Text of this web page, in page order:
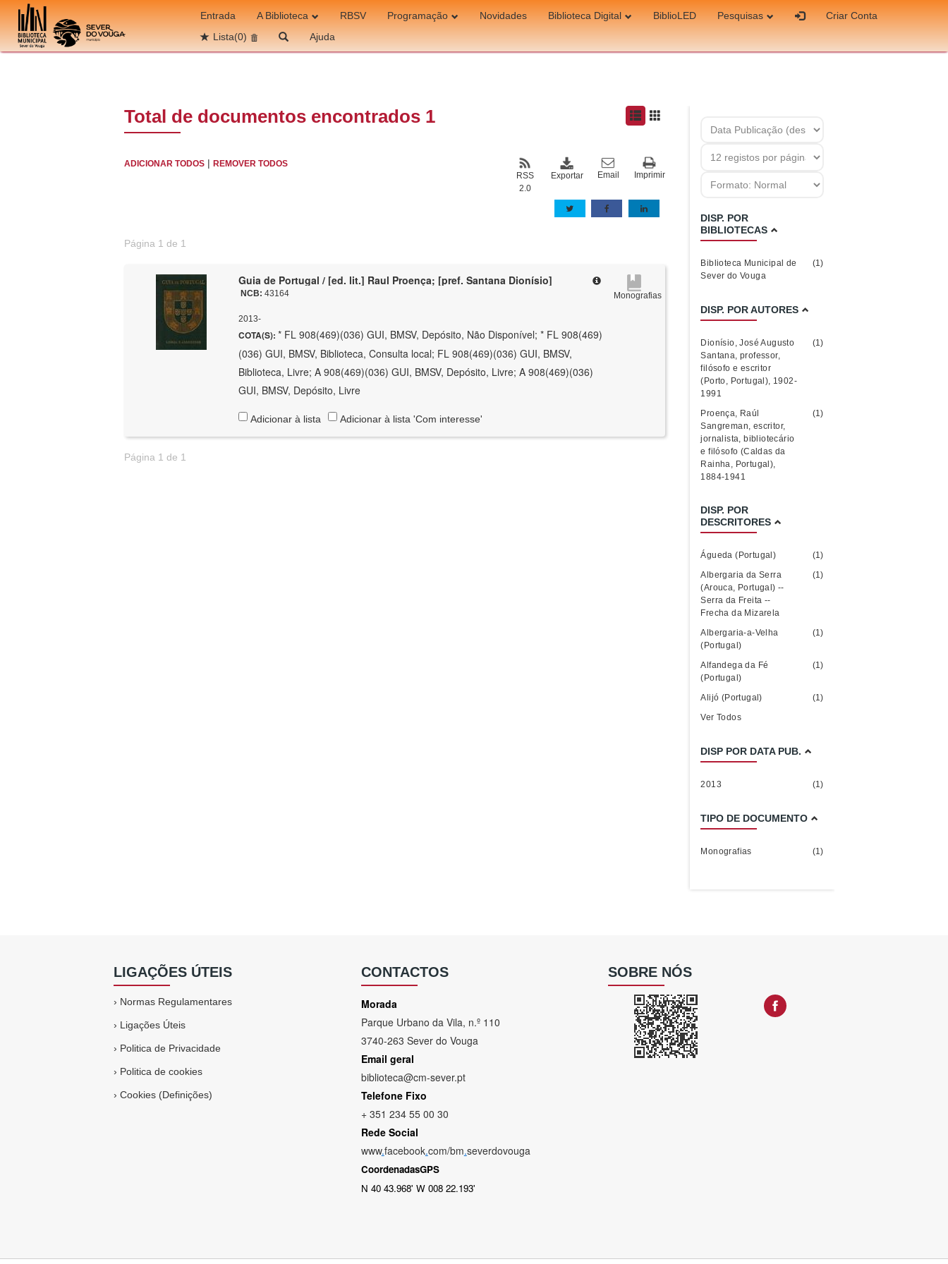
Ir para o conteúdo
Entrada A Biblioteca RBSV Programação Novidades Biblioteca Digital BiblioLED Pesquisas
Criar Conta
Lista(0) Ajuda
Total de documentos encontrados 1
ADICIONAR TODOS |REMOVER TODOS
Imprimir
Email
Exportar
RSS
2.0
Página 1 de 1
Guia de Portugal / [ed. lit.] Raul Proença; [pref. Santana Dionísio]
NCB:43164
2013-
COTA(S):* FL 908(469)(036) GUI, BMSV, Depósito, Não Disponível; * FL 908(469)
(036) GUI, BMSV, Biblioteca, Consulta local; FL 908(469)(036) GUI, BMSV,
Biblioteca, Livre; A 908(469)(036) GUI, BMSV, Depósito, Livre; A 908(469)(036)
GUI, BMSV, Depósito, Livre
Monografias
Adicionar à lista Adicionar à lista 'Com interesse'
Página 1 de 1
DISP. POR
BIBLIOTECAS
Biblioteca Municipal de
Sever do Vouga
(1)
DISP. POR AUTORES
Dionísio, José Augusto
Santana, professor,
filósofo e escritor
(Porto, Portugal), 1902-
1991
(1)
Proença, Raúl
Sangreman, escritor,
jornalista, bibliotecário
e filósofo (Caldas da
Rainha, Portugal),
1884-1941
(1)
DISP. POR
DESCRITORES
Águeda (Portugal)
(1)
Albergaria da Serra
(Arouca, Portugal) --
Serra da Freita --
Frecha da Mizarela
(1)
Albergaria-a-Velha
(Portugal)
(1)
Alfandega da Fé
(Portugal)
(1)
Alijó (Portugal)
(1)
Ver Todos
DISP POR DATA PUB.
2013 (1)
TIPO DE DOCUMENTO
Monografias (1)
LIGAÇÕES ÚTEIS
› Normas Regulamentares
› Ligações Úteis
› Politica de Privacidade
› Politica de cookies
›Cookies (Definições)
CONTACTOS
Morada
Parque Urbano da Vila, n.º 110
3740-263 Sever do Vouga
Email geral
biblioteca@cm-sever.pt
Telefone Fixo
+ 351 234 55 00 30
Rede Social
www.facebook.com/bm.severdovouga
CoordenadasGPS
N 40 43.968' W 008 22.193'
SOBRE NÓS